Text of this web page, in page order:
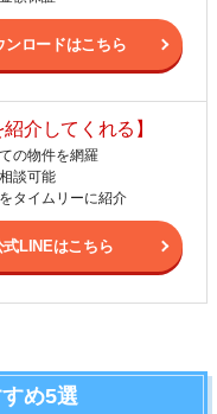
ンロードはこちら
介してくれる】
の物件を網羅
談可能
タイムリーに紹介
式LINEはこちら
め5選